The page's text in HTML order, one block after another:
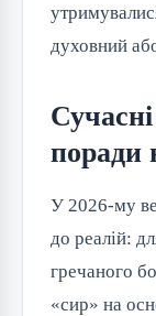
духовний
Сучасні
поради
У 2026-му
до реалій:
гречаного
«сир» на